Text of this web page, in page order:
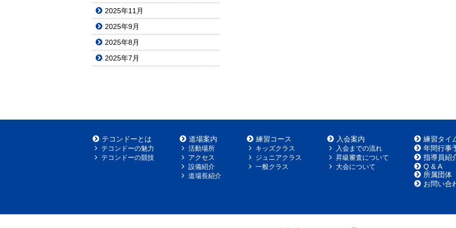
2025年11月
2025年9月
2025年8月
2025年7月
テコンドーとは
テコンドーの魅力
テコンドーの競技
道場案内
活動場所
アクセス
設備紹介
道場長紹介
練習コース
キッズクラス
ジュニアクラス
一般クラス
入会案内
入会までの流れ
昇級審査について
大会について
練習タイ
年間行事
指導員紹
Q & A
所属団体
お問い合